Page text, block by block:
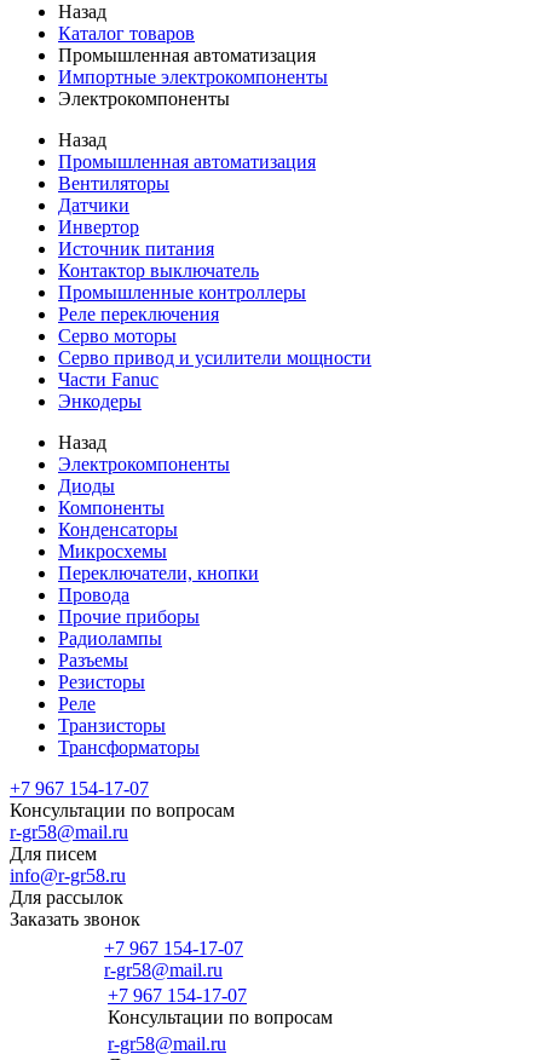
Назад
Каталог товаров
Промышленная автоматизация
Импортные электрокомпоненты
Электрокомпоненты
Назад
Промышленная автоматизация
Вентиляторы
Датчики
Инвертор
Источник питания
Контактор выключатель
Промышленные контроллеры
Реле переключения
Серво моторы
Серво привод и усилители мощности
Части Fanuc
Энкодеры
Назад
Электрокомпоненты
Диоды
Компоненты
Конденсаторы
Микросхемы
Переключатели, кнопки
Провода
Прочие приборы
Радиолампы
Разъемы
Резисторы
Реле
Транзисторы
Трансформаторы
+7 967 154-17-07
Консультации по вопросам
r-gr58@mail.ru
Для писем
info@r-gr58.ru
Для рассылок
Заказать звонок
+7 967 154-17-07
r-gr58@mail.ru
+7 967 154-17-07
Консультации по вопросам
r-gr58@mail.ru